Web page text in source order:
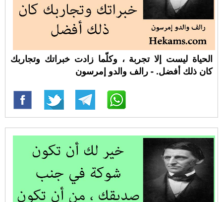
الحياة ليست إلا تجربة ، وكلّما زادت خبراتك وتجاربك
كان ذلك أفضل. - رالف والدو إمرسون